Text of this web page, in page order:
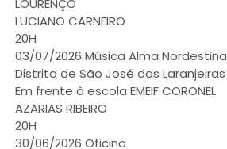
LOURENÇO
LUCIANO CARNEIRO
20H
03/07/2026 Música Alma Nordestina
Distrito de São José das Laranjeiras
Em frente à escola EMEIF CORONEL
AZARIAS RIBEIRO
20H
30/06/2026 Oficina